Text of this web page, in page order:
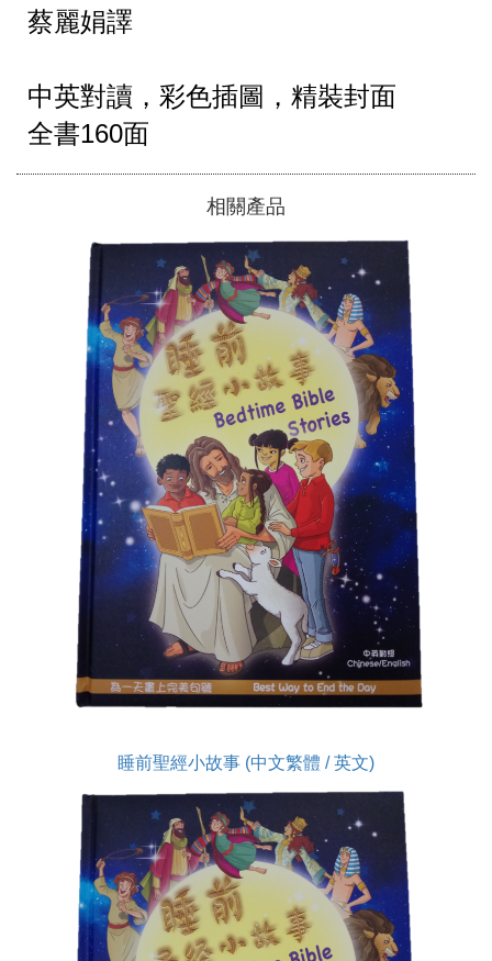
蔡麗娟譯
中英對讀，彩色插圖，精裝封面
相關產品
睡前聖經小故事 (中文繁體 / 英文)